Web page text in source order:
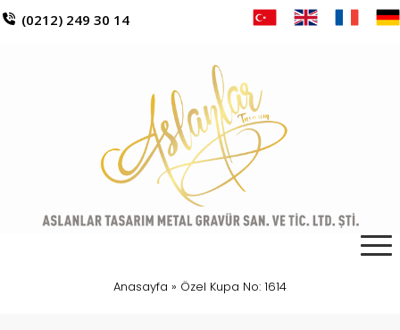
(0212) 249 30 14
Anasayfa » Özel Kupa No: 1614